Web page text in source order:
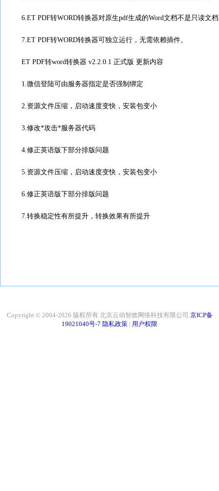
6.ET PDF转WORD转换器对原生pdf生成的Word文档不是只读文
7.ET PDF转WORD转换器可独立运行，无需依赖插件。
ET PDF转word转换器 v2.2.0.1 正式版 更新内容
1.微信登陆可由服务器指定是否强制绑定
2.资源文件压缩，启动速度变快，安装包变小
3.修改*攻击*服务器代码
4.修正英语版下部分排版问题
5.资源文件压缩，启动速度变快，安装包变小
6.修正英语版下部分排版问题
7.转换稳定性有所提升，转换效果有所提升
Copyright © 2004-2026 版权所有 北京云动智效网络科技有限公司 京ICP备
19021040号-7 隐私政策 | 用户权限